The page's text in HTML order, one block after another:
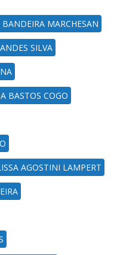
BANDEIRA MARCHESAN
SILVA
BASTOS COGO
AGOSTINI LAMPERT